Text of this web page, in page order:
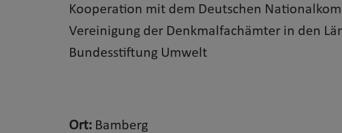
Kooperation mit dem Deutschen
Vereinigung der Denkmalfachämter in den
Bundesstiftung Umwelt
Ort: Bamberg